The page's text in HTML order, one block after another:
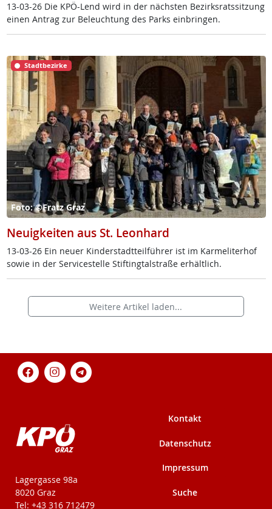
13-03-26 Die KPÖ-Lend wird in der nächs­ten Be­zirks­rats­sit­zung
ei­nen An­trag zur Be­leuch­tung des Parks ein­brin­gen.
Stadtbezirke
Foto: ©Fratz Graz
Neuigkeiten aus St. Leonhard
13-03-26 Ein neu­er Kin­der­stadt­teil­füh­rer ist im Kar­me­li­ter­hof
so­wie in der Ser­vice­s­tel­le Stif­ting­tal­stra­ße er­hält­lich.
Weitere Artikel laden...
KPÖ-Steiermark
Lagergasse 98a
8020 Graz
Tel: +43 316 712479
Kontakt
Datenschutz
Impressum
Suche